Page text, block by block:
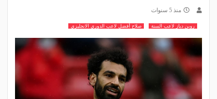
منذ 5 سنوات
روبن دياز لاعب السنة صلاح أفضل لاعب الدوري الانجليزي